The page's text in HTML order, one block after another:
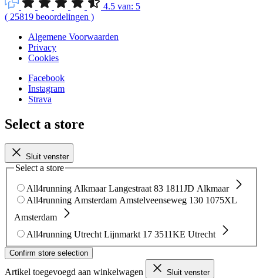
4.5 van: 5
( 25819 beoordelingen )
Algemene Voorwaarden
Privacy
Cookies
Facebook
Instagram
Strava
Select a store
Sluit venster
Select a store
All4running Alkmaar Langestraat 83 1811JD Alkmaar
All4running Amsterdam Amstelveenseweg 130 1075XL
Amsterdam
All4running Utrecht Lijnmarkt 17 3511KE Utrecht
Confirm store selection
Artikel toegevoegd aan winkelwagen Sluit venster